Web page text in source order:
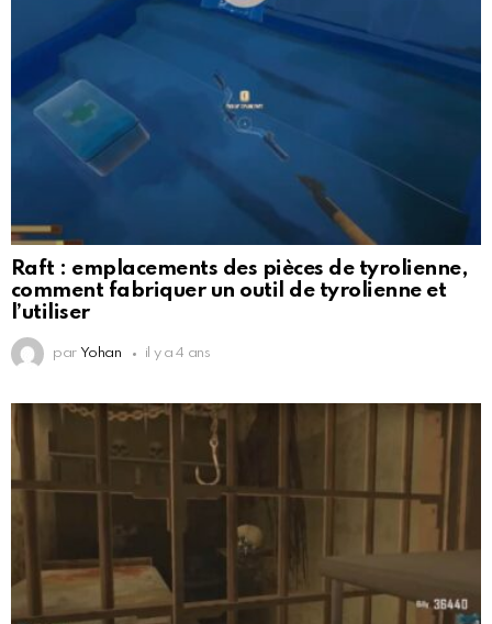
Raft : emplacements des pièces de tyrolienne,
comment fabriquer un outil de tyrolienne et
l’utiliser
par Yohan il y a 4 ans